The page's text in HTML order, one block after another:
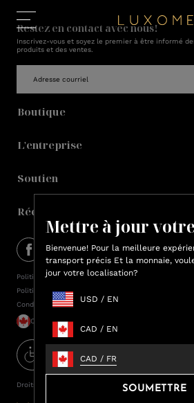
Mettre à jour
Bienvenue! Pour la meilleure
transport précis Et la monnaie,
jour votre localisation?
USD / EN
CAD / EN
CAD / FR
SOUMETTRE
Restez en contact avec nous!
Inscrivez-vous et soyez le premier à être informé
produits et des ventes.
Boutique
L'entreprise
Soutien
Récompenses Lux
Politique de confidentialité
Politique en matière de cookies
Conditions d’utilisation
CAD / FR
Droits d’auteur ©2026